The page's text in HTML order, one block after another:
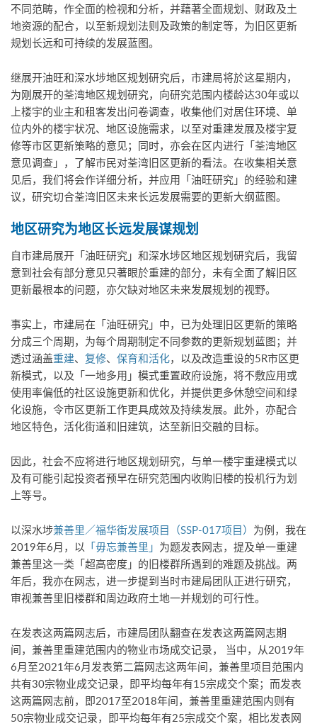
不同范畴，作全面的检视和分析，并藉著全面规划、财政及土
地资源的配合，以至新规划法则及政策的制定等，为旧区更新
规划长远和可持续的发展蓝图。
继展开油旺和深水埗地区规划研究后，市建局将於这星期内，
为刚展开的荃湾地区规划研究，向研究范围内楼龄达30年或以
上楼宇的业主和租客发出问卷调查，收集他们对居住环境、单
位内外的楼宇状况、地区设施需求，以至对重建发展及楼宇复
修等市区更新策略的意见；同时，亦会在区内进行「荃湾地区
意见调查」，了解市民对荃湾旧区更新的看法。在收集相关意
见后，我们将会作详细分析，并应用「油旺研究」的经验和建
议，研究切合荃湾旧区未来长远发展需要的更新大纲蓝图。
地区研究为地区长远发展谋规划
自市建局展开「油旺研究」和深水埗区地区规划研究后，我留
意到社会有部分意见只著眼於重建的部分，未有全面了解旧区
更新最根本的问题，亦欠缺对地区未来发展规划的视野。
事实上，市建局在「油旺研究」中，已为处理旧区更新的策略
分成三个周期，为每个周期制定不同参数的更新规划蓝图；并
透过涵盖重建、 复修、 保育和活化，以及改造重设的5R市区更
新模式，以及「一地多用」模式重置政府设施，将不敷应用或
使用率偏低的社区设施更新和优化，并提供更多休憩空间和绿
化设施，令市区更新工作更具成效及持续发展。此外，亦配合
地区特色，活化街道和旧建筑，达至新旧交融的目标。
因此，社会不应将进行地区规划研究，与单一楼宇重建模式以
及有可能引起投资者预早在研究范围内收购旧楼的投机行为划
上等号。
以深水埗兼善里／福华街发展项目（SSP-017项目） 为例，我在
2019年6月，以 「毋忘兼善里」 为题发表网志，提及单一重建
兼善里这一类「超高密度」的旧楼群所遇到的难题及挑战。两
年后，我亦在网志，进一步提到当时市建局团队正进行研究，
审视兼善里旧楼群和周边政府土地一并规划的可行性。
在发表这两篇网志后，市建局团队翻查在发表这两篇网志期
间，兼善里重建范围内的物业市场成交记录， 当中，从2019年
6月至2021年6月发表第二篇网志这两年间，兼善里项目范围内
共有30宗物业成交记录，即平均每年有15宗成交个案；而发表
这两篇网志前，即2017至2018年间，兼善里重建范围内则有
50宗物业成交记录，即平均每年有25宗成交个案，相比发表网